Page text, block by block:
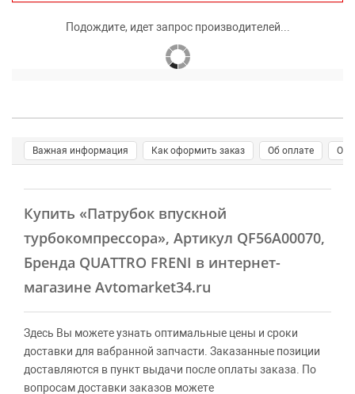
Подождите, идет запрос производителей...
Важная информация Как оформить заказ Об оплате О
Купить «Патрубок впускной
турбокомпрессора», Артикул QF56A00070,
Бренда QUATTRO FRENI в интернет-
магазине Avtomarket34.ru
Здесь Вы можете узнать оптимальные цены и сроки
доставки для вабранной запчасти. Заказанные позиции
доставляются в пункт выдачи после оплаты заказа. По
вопросам доставки заказов можете